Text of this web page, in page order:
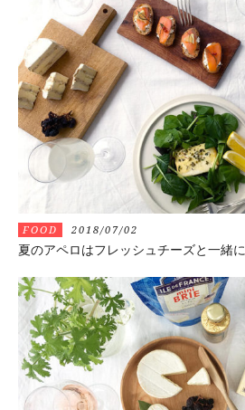
FOOD 2018/07/02
夏のアペロはフレッシュチーズと一緒